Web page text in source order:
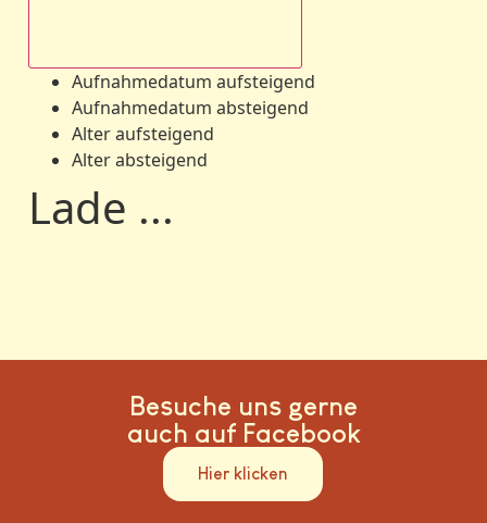
Aufnahmedatum aufsteigend
Aufnahmedatum absteigend
Alter aufsteigend
Alter absteigend
Lade ...
Besuche uns gerne
auch auf Facebook
Hier klicken